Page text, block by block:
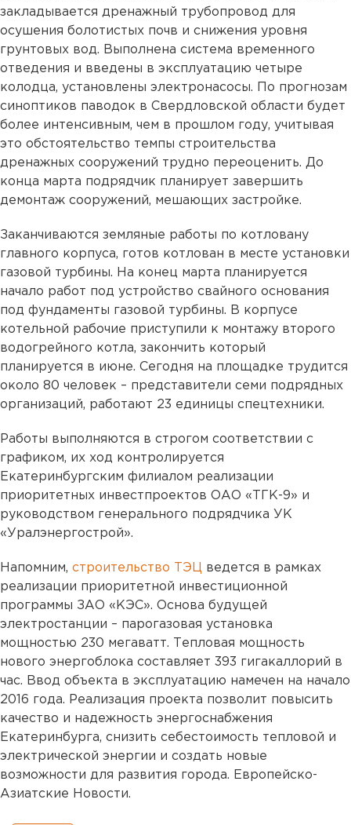
закладывается дренажный трубопровод для
осушения болотистых почв и снижения уровня
грунтовых вод. Выполнена система временного
отведения и введены в эксплуатацию четыре
колодца, установлены электронасосы. По прогнозам
синоптиков паводок в Свердловской области будет
более интенсивным, чем в прошлом году, учитывая
это обстоятельство темпы строительства
дренажных сооружений трудно переоценить. До
конца марта подрядчик планирует завершить
демонтаж сооружений, мешающих застройке.
Заканчиваются земляные работы по котловану
главного корпуса, готов котлован в месте установки
газовой турбины. На конец марта планируется
начало работ под устройство свайного основания
под фундаменты газовой турбины. В корпусе
котельной рабочие приступили к монтажу второго
водогрейного котла, закончить который
планируется в июне. Сегодня на площадке трудится
около 80 человек – представители семи подрядных
организаций, работают 23 единицы спецтехники.
Работы выполняются в строгом соответствии с
графиком, их ход контролируется
Екатеринбургским филиалом реализации
приоритетных инвестпроектов ОАО «ТГК-9» и
руководством генерального подрядчика УК
«Уралэнергострой».
Напомним, строительство ТЭЦ ведется в рамках
реализации приоритетной инвестиционной
программы ЗАО «КЭС». Основа будущей
электростанции – парогазовая установка
мощностью 230 мегаватт. Тепловая мощность
нового энергоблока составляет 393 гигакаллорий в
час. Ввод объекта в эксплуатацию намечен на начало
2016 года. Реализация проекта позволит повысить
качество и надежность энергоснабжения
Екатеринбурга, снизить себестоимость тепловой и
электрической энергии и создать новые
возможности для развития города. Европейско-
Азиатские Новости.